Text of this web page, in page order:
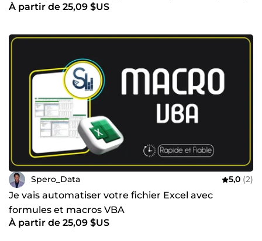
R Studio
À partir de 25,09 $US
Spero_Data 5,0 (2)
Je vais automatiser votre fichier Excel avec
formules et macros VBA
À partir de 25,09 $US